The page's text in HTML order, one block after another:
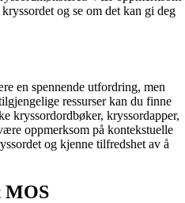
og se om det kan gi deg
en spennende utfordring, men
ressurser kan du finne
kryssordordbøker, kryssordapper,
oppmerksom på kontekstuelle
og kjenne tilfredshet av å
MOS